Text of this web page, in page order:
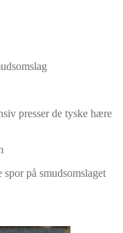
presser de tyske hære
på smudsomslaget